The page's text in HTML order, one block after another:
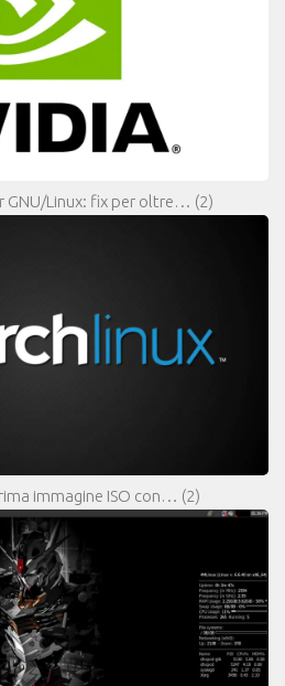
GNU/Linux: fix per oltre… (2)
immagine ISO con… (2)